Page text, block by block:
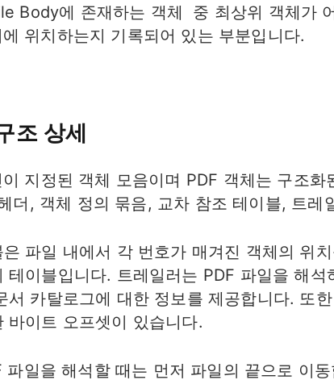
Body에 존재하는 객체 중 최상위 객체가
위치하는지 기록되어 있는 부분입니다.
조 상세
지정된 객체 모음이며 PDF 객체는 구조화
더, 객체 정의 묶음, 교차 참조 테이블, 트레
파일 내에서 각 번호가 매겨진 객체의 위
테이블입니다. 트레일러는 PDF 파일을 해석
서 카탈로그에 대한 정보를 제공합니다. 또
바이트 오프셋이 있습니다.
파일을 해석할 때는 먼저 파일의 끝으로 이